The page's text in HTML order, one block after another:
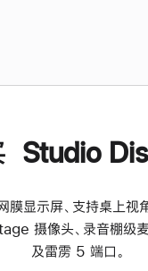
Studio
膜显示屏、支持桌上视
摄像头、录音棚级麦
及雷雳 5 端口。